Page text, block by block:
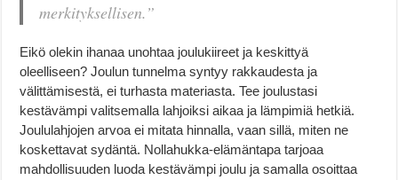
merkityksellisen.”
Eikö olekin ihanaa unohtaa joulukiireet ja keskittyä
oleelliseen? Joulun tunnelma syntyy rakkaudesta ja
välittämisestä, ei turhasta materiasta. Tee joulustasi
kestävämpi valitsemalla lahjoiksi aikaa ja lämpimiä hetkiä.
Joululahjojen arvoa ei mitata hinnalla, vaan sillä, miten ne
koskettavat sydäntä. Nollahukka-elämäntapa tarjoaa
mahdollisuuden luoda kestävämpi joulu ja samalla osoittaa